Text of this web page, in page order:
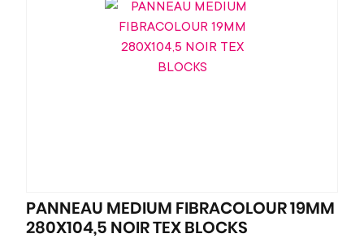
PANNEAU MEDIUM FIBRACOLOUR 19MM
280X104,5 NOIR TEX BLOCKS